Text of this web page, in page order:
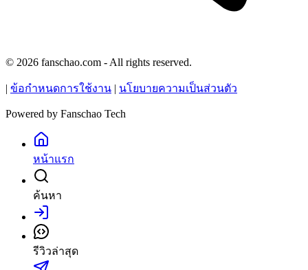
© 2026 fanschao.com - All rights reserved.
ข้อกำหนดการใช้งาน นโยบายความเป็นส่วนตัว
Powered by Fanschao Tech
หน้าแรก
ค้นหา
เข้าสู่ระบบ
รีวิวล่าสุด